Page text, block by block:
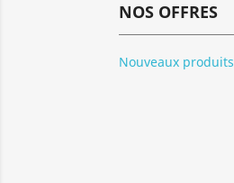
NOS OFFRES
Nouveaux produits